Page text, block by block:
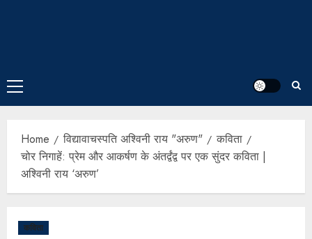
Home विद्यावाचस्पति अश्विनी राय "अरुण"
कविता
चोर निगाहें: प्रेम और आकर्षण के अंतर्द्वंद्व पर एक सुंदर कविता |
अश्विनी राय ‘अरुण’
कविता